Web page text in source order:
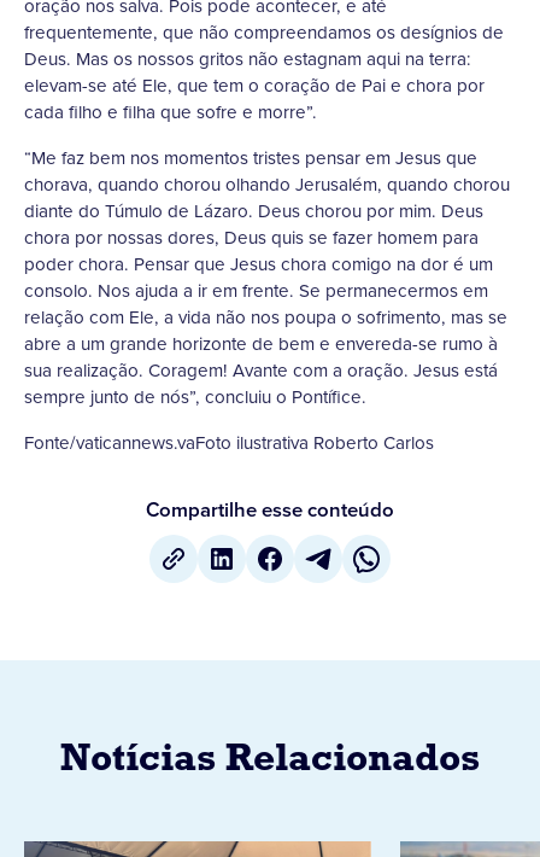
oração nos salva. Pois pode acontecer, e até
frequentemente, que não compreendamos os desígnios de
Deus. Mas os nossos gritos não estagnam aqui na terra:
elevam-se até Ele, que tem o coração de Pai e chora por
cada filho e filha que sofre e morre”.
“Me faz bem nos momentos tristes pensar em Jesus que
chorava, quando chorou olhando Jerusalém, quando chorou
diante do Túmulo de Lázaro. Deus chorou por mim. Deus
chora por nossas dores, Deus quis se fazer homem para
poder chora. Pensar que Jesus chora comigo na dor é um
consolo. Nos ajuda a ir em frente. Se permanecermos em
relação com Ele, a vida não nos poupa o sofrimento, mas se
abre a um grande horizonte de bem e envereda-se rumo à
sua realização. Coragem! Avante com a oração. Jesus está
sempre junto de nós”, concluiu o Pontífice.
Fonte/vaticannews.vaFoto ilustrativa Roberto Carlos
Compartilhe esse conteúdo
Notícias Relacionados